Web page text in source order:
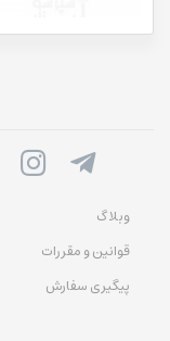
وبلاگ
قوانین و مقررات
پیگیری سفارش